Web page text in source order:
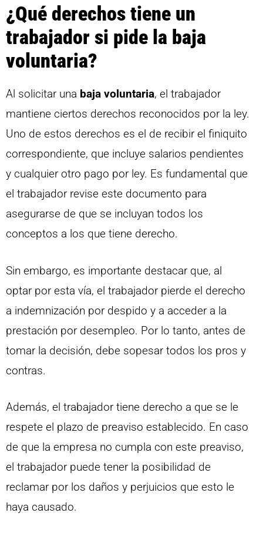
¿Qué derechos tiene un
trabajador si pide la baja
voluntaria?
Al solicitar una baja voluntaria, el trabajador
mantiene ciertos derechos reconocidos por la ley.
Uno de estos derechos es el de recibir el finiquito
correspondiente, que incluye salarios pendientes
y cualquier otro pago por ley. Es fundamental que
el trabajador revise este documento para
asegurarse de que se incluyan todos los
conceptos a los que tiene derecho.
Sin embargo, es importante destacar que, al
optar por esta vía, el trabajador pierde el derecho
a indemnización por despido y a acceder a la
prestación por desempleo. Por lo tanto, antes de
tomar la decisión, debe sopesar todos los pros y
contras.
Además, el trabajador tiene derecho a que se le
respete el plazo de preaviso establecido. En caso
de que la empresa no cumpla con este preaviso,
el trabajador puede tener la posibilidad de
reclamar por los daños y perjuicios que esto le
haya causado.